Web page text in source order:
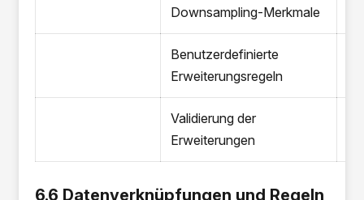
Downsampling-Merkmale
Benutzerdefinierte
Erweiterungsregeln
Validierung der
Erweiterungen
6.6 Datenverknüpfungen und Regeln